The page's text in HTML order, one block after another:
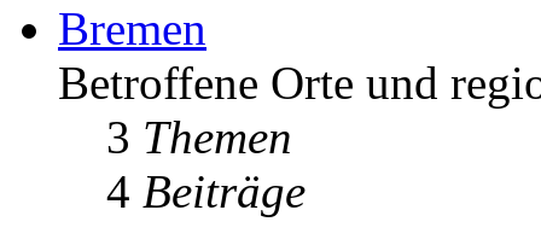
Bremen
Betroffene Orte und
3 Themen
4 Beiträge